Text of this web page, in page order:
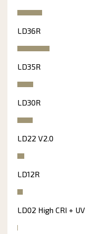
LD36R
LD35R
LD30R
LD22 V2.0
LD12R
LD02 High CRI + UV